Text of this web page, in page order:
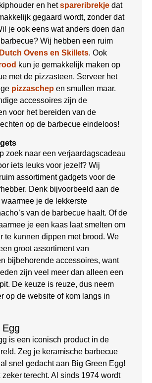
en hetspareribrekje dat
gegaard wordt, zonder dat
je ook eens wat anders doen dan
Wij hebben een ruim
Dutch Ovens en Skillets. Ook
kun je gemakkelijk maken op
met de pizzasteen. Serveer het
pizzaschep en smullen maar.
accessoires zijn de
voor het bereiden van de
op de barbecue eindeloos!
zoek naar een verjaardagscadeau
iets leuks voor jezelf? Wij
assortiment gadgets voor de
Denk bijvoorbeeld aan de
waarmee je de lekkerste
van de barbecue haalt. Of de
je een kaas laat smelten om
te kunnen dippen met brood. We
groot assortiment van
bijbehorende accessoires, want
zijn veel meer dan alleen een
De keuze is reuze, dus neem
op de website of kom langs in
is een iconisch product in de
Zeg je keramische barbecue
snel gedacht aan Big Green Egg!
zeker terecht. Al sinds 1974 wordt